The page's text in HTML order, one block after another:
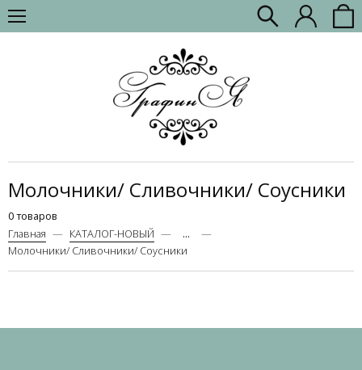
Молочники/ Сливочники/ Соусники
0 товаров
Главная
КАТАЛОГ-НОВЫЙ
...
Молочники/ Сливочники/ Соусники